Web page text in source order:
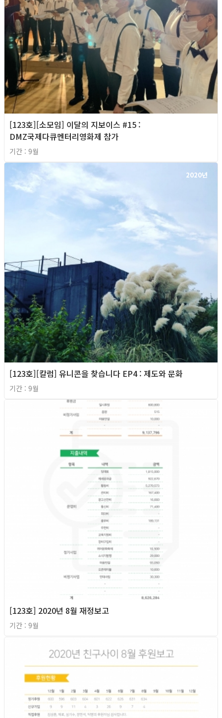
[123호][소모임] 이달의 지보이스 #15 :
DMZ국제다큐멘터리영화제 참가
기간 : 9월
2020년
[123호][칼럼] 유니콘을 찾습니다 EP4 : 제도와 문화
기간 : 9월
[123호] 2020년 8월 재정보고
기간 : 9월